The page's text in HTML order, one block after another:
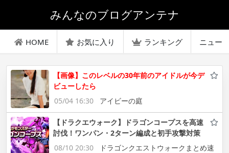
みんなのブログアンテナ
HOME お気に入り ランキング ニュー
【画像】このレベルの30年前のアイドルが今デ
ビューしたら
05/04 16:30
アイビーの庭
【ドラクエウォーク】ドラゴンコープスを高速
討伐！ワンパン・2ターン編成と初手攻撃対策
08/10 20:30
ドラゴンクエストウォークまとめ速